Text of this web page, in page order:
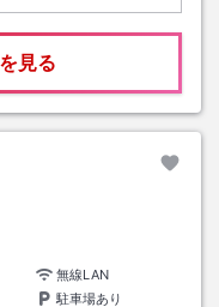
見る
無線LAN
駐車場あり